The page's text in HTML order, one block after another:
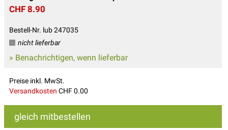
CHF 8.90
Bestell-Nr. lub 247035
nicht lieferbar
» Benachrichtigen, wenn lieferbar
Preise inkl. MwSt.
Versandkosten CHF 0.00
gleich mitbestellen